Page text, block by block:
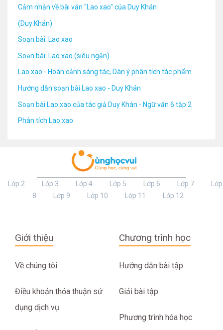
Cảm nhận về bài văn "Lao xao" của Duy Khán
(Duy Khán)
Soạn bài: Lao xao
Soạn bài: Lao xao (siêu ngắn)
Lao xao - Hoàn cảnh sáng tác, Dàn ý phân tích tác phẩm
Hướng dẫn soạn bài Lao xao - Duy Khán
Soạn bài Lao xao của tác giả Duy Khán - Ngữ văn 6 tập 2
Phân tích Lao xao
Lớp 2 Lớp 3 Lớp 4 Lớp 5 Lớp 6 Lớp 7
Lớp
8
Lớp 9 Lớp 10 Lớp 11 Lớp 12
Giới thiệu
Về chúng tôi
Điều khoản thỏa thuận sử
dụng dịch vụ
Chương trình học
Hướng dẫn bài tập
Giải bài tập
Phương trình hóa học